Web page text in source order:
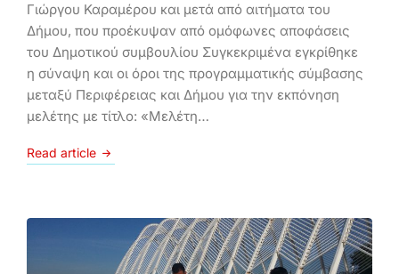
Γιώργου Καραμέρου και μετά από αιτήματα του
Δήμου, που προέκυψαν από ομόφωνες αποφάσεις
του Δημοτικού συμβουλίου Συγκεκριμένα εγκρίθηκε
η σύναψη και οι όροι της προγραμματικής σύμβασης
μεταξύ Περιφέρειας και Δήμου για την εκπόνηση
μελέτης με τίτλο: «Μελέτη…
Read article